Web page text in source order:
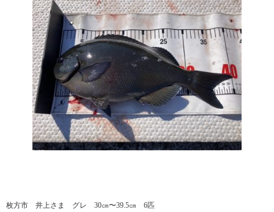
枚方市 井上さま グレ 30㎝〜39.5㎝ 6匹